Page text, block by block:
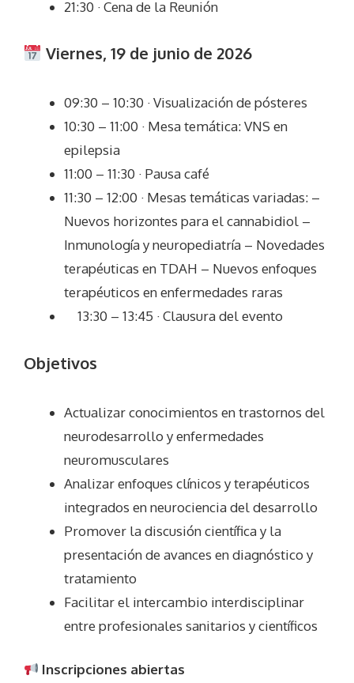
21:30 · Cena de la Reunión
Viernes, 19 de junio de 2026
09:30 – 10:30 · Visualización de pósteres
10:30 – 11:00 · Mesa temática: VNS en
epilepsia
11:00 – 11:30 · Pausa café
11:30 – 12:00 · Mesas temáticas variadas: –
Nuevos horizontes para el cannabidiol –
Inmunología y neuropediatría – Novedades
terapéuticas en TDAH – Nuevos enfoques
terapéuticos en enfermedades raras
13:30 – 13:45 · Clausura del evento
Objetivos
Actualizar conocimientos en trastornos del
neurodesarrollo y enfermedades
neuromusculares
Analizar enfoques clínicos y terapéuticos
integrados en neurociencia del desarrollo
Promover la discusión científica y la
presentación de avances en diagnóstico y
tratamiento
Facilitar el intercambio interdisciplinar
entre profesionales sanitarios y científicos
Inscripciones abiertas